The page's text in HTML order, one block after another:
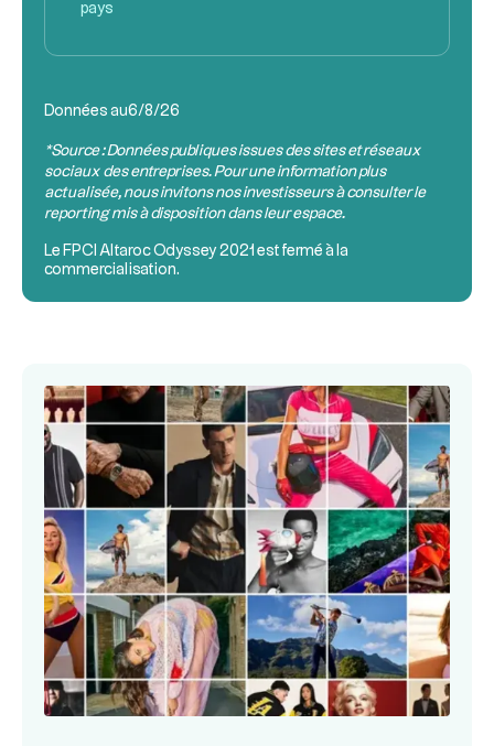
pays
Données au6/8/26
*Source : Données publiques issues des sites et réseaux
sociaux des entreprises. Pour une information plus
actualisée, nous invitons nos investisseurs à consulter le
reporting mis à disposition dans leur espace.
Le FPCI Altaroc Odyssey 2021 est fermé à la
commercialisation.